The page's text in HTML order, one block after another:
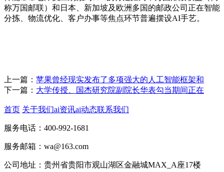
称万国邮联）和日本、新加坡及欧洲多国的邮政公司正在智能
分拣、物流优化、客户办事等焦点环节普遍摆设AI手艺。
上一篇： 苹果曾经现实发布了多项强大的人工智能框架和
下一篇： 大学传授、国杰研究院副院长华表勾当期间正在
首页 关于我们ai资讯ai动态联系我们
服务电话：400-992-1681
服务邮箱：wa@163.com
公司地址：贵州省贵阳市观山湖区金融城MAX_A座17楼